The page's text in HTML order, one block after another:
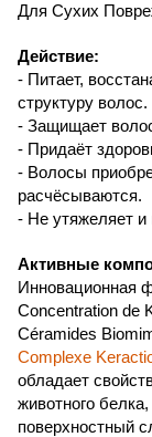
Для Сухих
Действие:
- Питает,
структуру волос.
- Защищает
- Придаёт
- Волосы
расчёсываются.
- Не утяжеляет и
Активные
Инновационная
Concentration de
Céramides
Complexe
обладает
животного
поверхностный